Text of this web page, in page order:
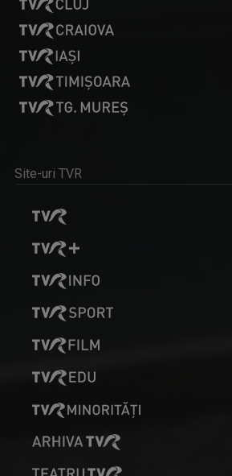
DOSAR ROMÂNIA
MARIUS POPA
„Pentru mine, televiziunea e un vis pe care îl ...
Site-uri TVR